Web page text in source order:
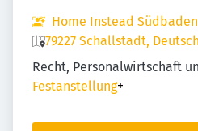
Home Instead Südbaden
79227 Schallstadt,
Recht, Personalwirtschaft
Festanstellung+